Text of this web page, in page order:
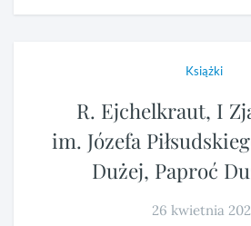
Książki
R. Ejchelkraut, I
im. Józefa
Dużej, Paproć
26 kwietnia